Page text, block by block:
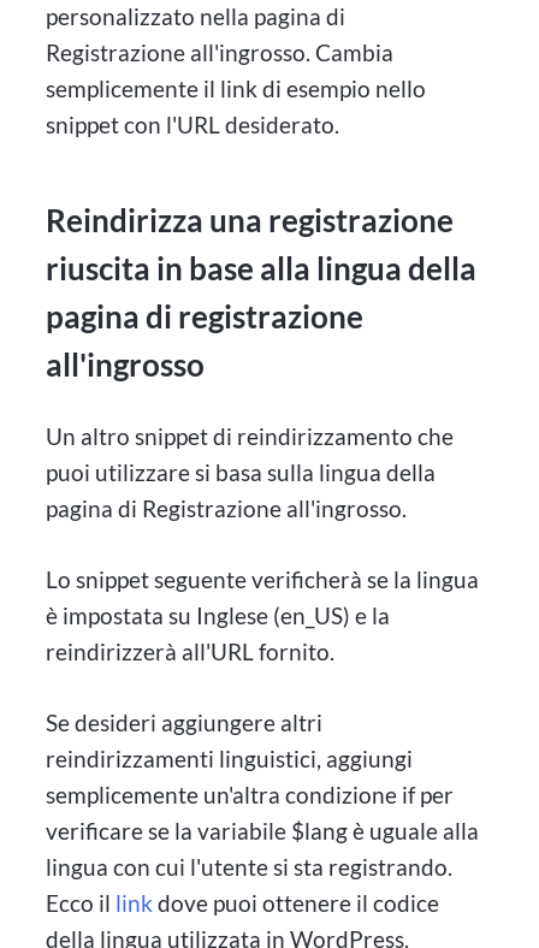
personalizzato nella pagina di
Registrazione all'ingrosso. Cambia
semplicemente il link di esempio nello
snippet con l'URL desiderato.
Reindirizza una registrazione
riuscita in base alla lingua della
pagina di registrazione
all'ingrosso
Un altro snippet di reindirizzamento che
puoi utilizzare si basa sulla lingua della
pagina di Registrazione all'ingrosso.
Lo snippet seguente verificherà se la lingua
è impostata su Inglese (en_US) e la
reindirizzerà all'URL fornito.
Se desideri aggiungere altri
reindirizzamenti linguistici, aggiungi
semplicemente un'altra condizione if per
verificare se la variabile $lang è uguale alla
lingua con cui l'utente si sta registrando.
Ecco il link dove puoi ottenere il codice
della lingua utilizzata in WordPress.